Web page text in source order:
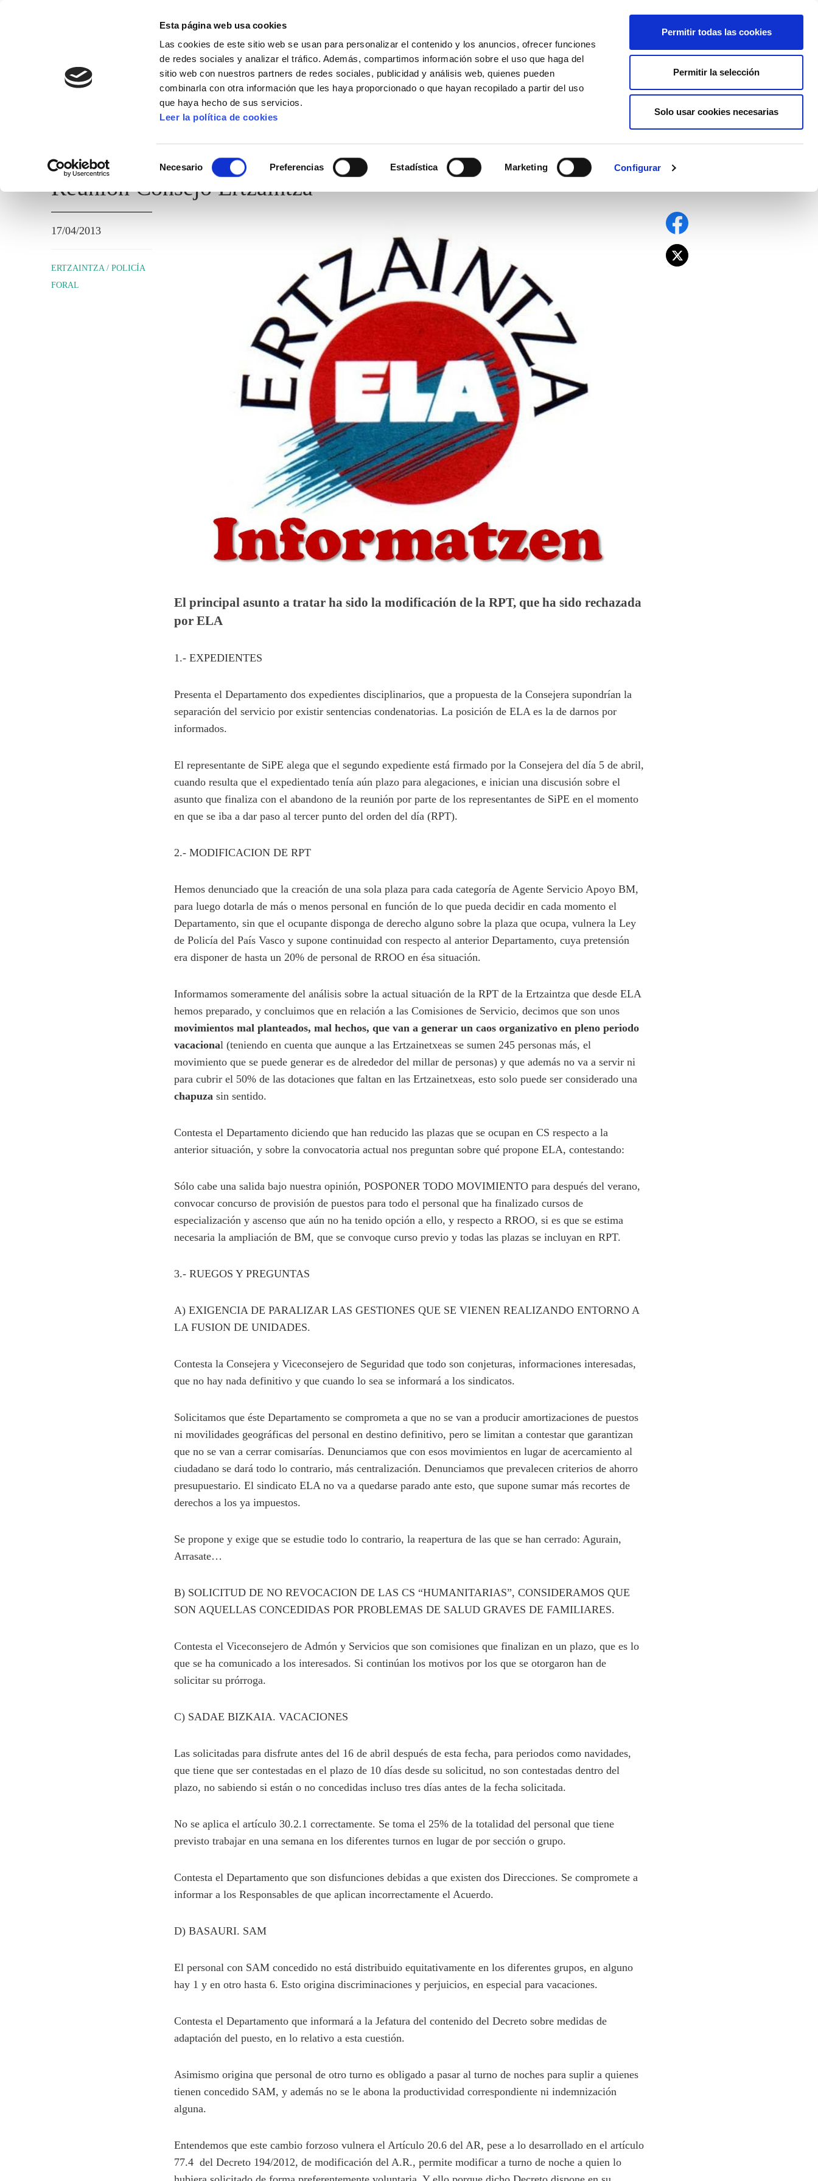
Esta página web usa cookies
Las cookies de este sitio web se usan para personalizar el contenido y los anuncios, ofrecer funciones
de redes sociales y analizar el tráfico. Además, compartimos información sobre el uso que haga del
sitio web con nuestros partners de redes sociales, publicidad y análisis web, quienes pueden
combinarla con otra información que les haya proporcionado o que hayan recopilado a partir del uso
que haya hecho de sus servicios.
Leer la política de cookies
Necesario Preferencias Estadística Marketing Configurar
Permitir todas las cookies
Permitir la selección
Solo usar cookies necesarias
AFÍLIATE
ERTZAINTZA / POLICÍA FORAL
Reunión Consejo Ertzaintza
17/04/2013
ERTZAINTZA / POLICÍA
FORAL
El principal asunto a tratar ha sido la modificación de la RPT, que ha sido rechazada
por ELA
1.- EXPEDIENTES
Presenta el Departamento dos expedientes disciplinarios, que a propuesta de la Consejera supondrían la
separación del servicio por existir sentencias condenatorias. La posición de ELA es la de darnos por
informados.
El representante de SiPE alega que el segundo expediente está firmado por la Consejera del día 5 de abril,
cuando resulta que el expedientado tenía aún plazo para alegaciones, e inician una discusión sobre el
asunto que finaliza con el abandono de la reunión por parte de los representantes de SiPE en el momento
en que se iba a dar paso al tercer punto del orden del día (RPT).
2.- MODIFICACION DE RPT
Hemos denunciado que la creación de una sola plaza para cada categoría de Agente Servicio Apoyo BM,
para luego dotarla de más o menos personal en función de lo que pueda decidir en cada momento el
Departamento, sin que el ocupante disponga de derecho alguno sobre la plaza que ocupa, vulnera la Ley
de Policía del País Vasco y supone continuidad con respecto al anterior Departamento, cuya pretensión
era disponer de hasta un 20% de personal de RROO en ésa situación.
Informamos someramente del análisis sobre la actual situación de la RPT de la Ertzaintza que desde ELA
hemos preparado, y concluimos que en relación a las Comisiones de Servicio, decimos que son unos
movimientos mal planteados, mal hechos, que van a generar un caos organizativo en pleno periodo
vacacional (teniendo en cuenta que aunque a las Ertzainetxeas se sumen 245 personas más, el
movimiento que se puede generar es de alrededor del millar de personas) y que además no va a servir ni
para cubrir el 50% de las dotaciones que faltan en las Ertzainetxeas, esto solo puede ser considerado una
chapuza sin sentido.
Contesta el Departamento diciendo que han reducido las plazas que se ocupan en CS respecto a la
anterior situación, y sobre la convocatoria actual nos preguntan sobre qué propone ELA, contestando:
Sólo cabe una salida bajo nuestra opinión, POSPONER TODO MOVIMIENTO para después del verano,
convocar concurso de provisión de puestos para todo el personal que ha finalizado cursos de
especialización y ascenso que aún no ha tenido opción a ello, y respecto a RROO, si es que se estima
necesaria la ampliación de BM, que se convoque curso previo y todas las plazas se incluyan en RPT.
3.- RUEGOS Y PREGUNTAS
A) EXIGENCIA DE PARALIZAR LAS GESTIONES QUE SE VIENEN REALIZANDO ENTORNO A
LA FUSION DE UNIDADES.
Contesta la Consejera y Viceconsejero de Seguridad que todo son conjeturas, informaciones interesadas,
que no hay nada definitivo y que cuando lo sea se informará a los sindicatos.
Solicitamos que éste Departamento se comprometa a que no se van a producir amortizaciones de puestos
ni movilidades geográficas del personal en destino definitivo, pero se limitan a contestar que garantizan
que no se van a cerrar comisarías. Denunciamos que con esos movimientos en lugar de acercamiento al
ciudadano se dará todo lo contrario, más centralización. Denunciamos que prevalecen criterios de ahorro
presupuestario. El sindicato ELA no va a quedarse parado ante esto, que supone sumar más recortes de
derechos a los ya impuestos.
Se propone y exige que se estudie todo lo contrario, la reapertura de las que se han cerrado: Agurain,
Arrasate…
B) SOLICITUD DE NO REVOCACION DE LAS CS “HUMANITARIAS”, CONSIDERAMOS QUE
SON AQUELLAS CONCEDIDAS POR PROBLEMAS DE SALUD GRAVES DE FAMILIARES.
Contesta el Viceconsejero de Admón y Servicios que son comisiones que finalizan en un plazo, que es lo
que se ha comunicado a los interesados. Si continúan los motivos por los que se otorgaron han de
solicitar su prórroga.
C) SADAE BIZKAIA. VACACIONES
Las solicitadas para disfrute antes del 16 de abril después de esta fecha, para periodos como navidades,
que tiene que ser contestadas en el plazo de 10 días desde su solicitud, no son contestadas dentro del
plazo, no sabiendo si están o no concedidas incluso tres días antes de la fecha solicitada.
No se aplica el artículo 30.2.1 correctamente. Se toma el 25% de la totalidad del personal que tiene
previsto trabajar en una semana en los diferentes turnos en lugar de por sección o grupo.
Contesta el Departamento que son disfunciones debidas a que existen dos Direcciones. Se compromete a
informar a los Responsables de que aplican incorrectamente el Acuerdo.
D) BASAURI. SAM
El personal con SAM concedido no está distribuido equitativamente en los diferentes grupos, en alguno
hay 1 y en otro hasta 6. Esto origina discriminaciones y perjuicios, en especial para vacaciones.
Contesta el Departamento que informará a la Jefatura del contenido del Decreto sobre medidas de
adaptación del puesto, en lo relativo a esta cuestión.
Asimismo origina que personal de otro turno es obligado a pasar al turno de noches para suplir a quienes
tienen concedido SAM, y además no se le abona la productividad correspondiente ni indemnización
alguna.
Entendemos que este cambio forzoso vulnera el Artículo 20.6 del AR, pese a lo desarrollado en el artículo
77.4 del Decreto 194/2012, de modificación del A.R., permite modificar a turno de noche a quien lo